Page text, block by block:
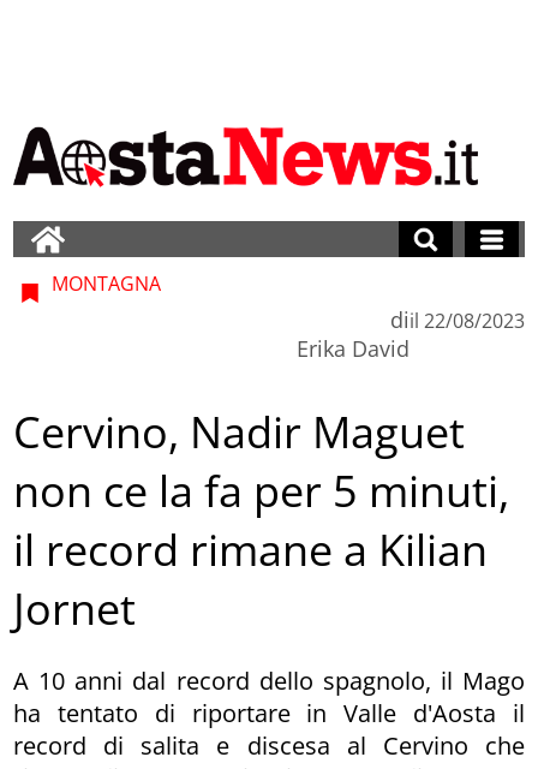
MONTAGNA
di
Erika David
il 22/08/2023
Cervino, Nadir Maguet
non ce la fa per 5 minuti,
il record rimane a Kilian
Jornet
A 10 anni dal record dello spagnolo, il Mago
ha tentato di riportare in Valle d'Aosta il
record di salita e discesa al Cervino che